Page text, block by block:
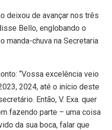
deixou de avançar nos três
Bello, englobando o
manda-chuva na Secretaria
“Vossa excelência veio
2024, até o início deste
Então, V. Exa. quer
fazendo parte – uma coisa
da sua boca, falar que